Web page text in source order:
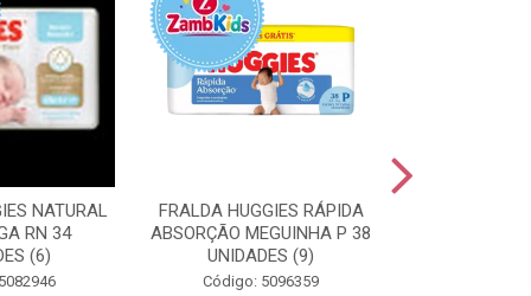
NATURAL
RN 34
(6)
FRALDA HUGGIES RÁPIDA
ABSORÇÃO MEGUINHA P 38
UNIDADES (9)
Código: 5096359